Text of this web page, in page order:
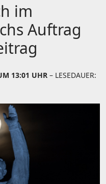
im
Auftrag
13:01 UHR – LESEDAUER: